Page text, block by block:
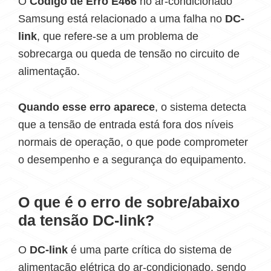
Samsung está relacionado a uma falha no DC-
link, que refere-se a um problema de
sobrecarga ou queda de tensão no circuito de
alimentação.
Quando esse erro aparece, o sistema detecta
que a tensão de entrada está fora dos níveis
normais de operação, o que pode comprometer
o desempenho e a segurança do equipamento.
O que é o erro de sobre/abaixo
da tensão DC-link?
O DC-link é uma parte crítica do sistema de
alimentação elétrica do ar-condicionado, sendo